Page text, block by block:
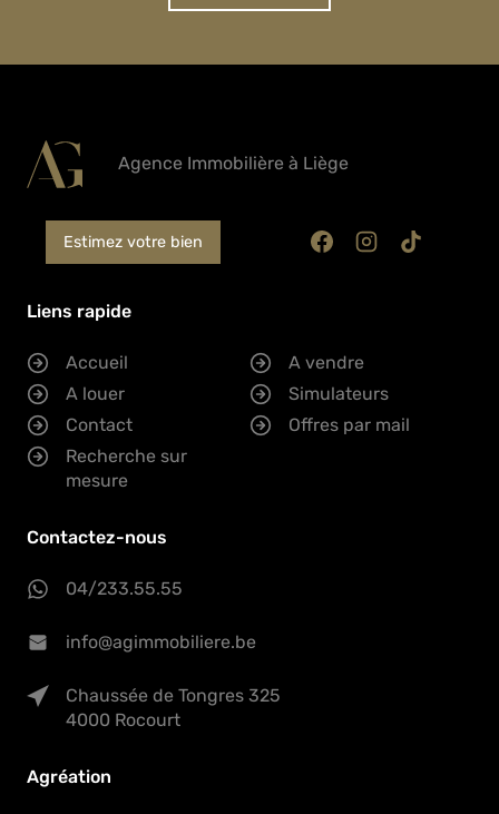
Agence Immobilière à Liège
Estimez votre bien
Liens rapide
Accueil
A vendre
A louer
Simulateurs
Contact
Offres par mail
Recherche sur
mesure
Contactez-nous
04/233.55.55
info@agimmobiliere.be
Chaussée de Tongres 325
4000 Rocourt
Agréation